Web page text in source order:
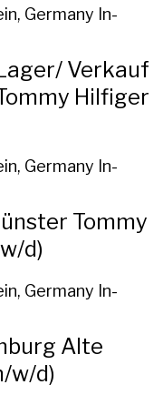
Germany In-
Verkauf
Hilfiger
Germany In-
Tommy
d)
Germany In-
Alte
w/d)